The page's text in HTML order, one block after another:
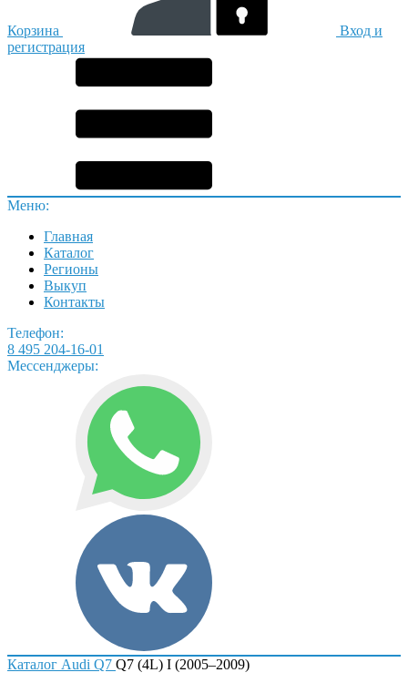
Корзина
Вход и
регистрация
Меню:
Главная
Каталог
Регионы
Выкуп
Контакты
Телефон:
8 495 204-16-01
Мессенджеры:
Каталог Audi Q7 Q7 (4L) I (2005–2009)